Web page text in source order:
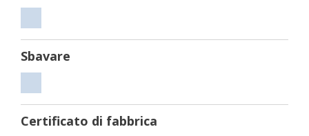
Sbavare
Certificato di fabbrica